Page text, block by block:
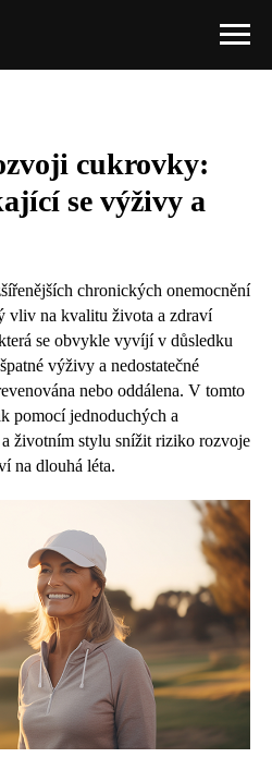
cukrovky:
se výživy a
chronických onemocnění
vliv na kvalitu života a zdraví
se obvykle vyvíjí v důsledku
výživy a nedostatečné
nebo oddálena. V tomto
pomocí jednoduchých a
životním stylu snížit riziko rozvoje
na dlouhá léta.